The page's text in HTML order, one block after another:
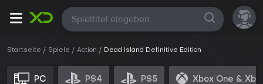
Alle
Startseite Spiele Action Dead Island Definitive Edition
PC PS4 PS5 Xbox One &